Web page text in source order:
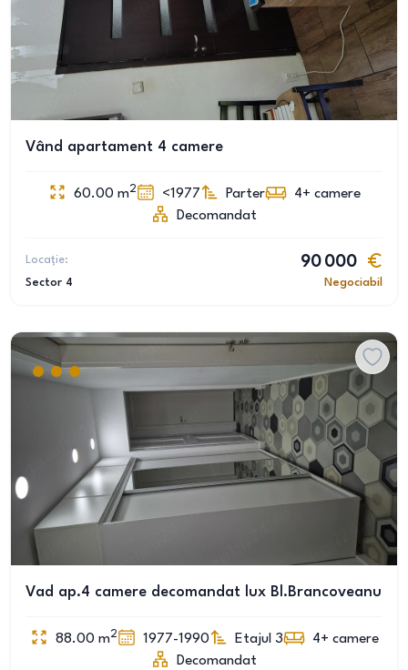
Vând apartament 4 camere
60.00 m2 <1977 Parter 4+ camere
Decomandat
Locație:
Sector 4
90 000
Negociabil
Vad ap.4 camere decomandat lux Bl.Brancoveanu
88.00 m2 1977-1990 Etajul 3 4+ camere
Decomandat